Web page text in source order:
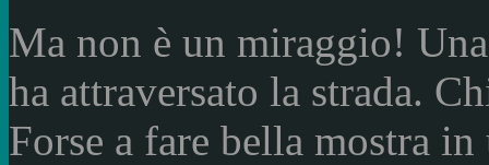
Ma non è un miraggio!
ha attraversato la strada.
Forse a fare bella mostra